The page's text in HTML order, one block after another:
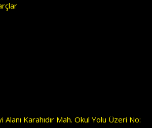
Alanı Karahıdır Mah. Okul Yolu Üzeri No: